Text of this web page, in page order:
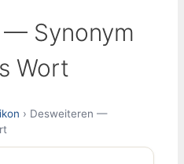
— Synonym
Wort
› Desweiteren —